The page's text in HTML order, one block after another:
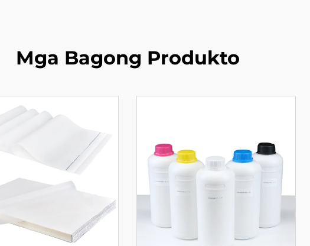
Mga Bagong Produkto